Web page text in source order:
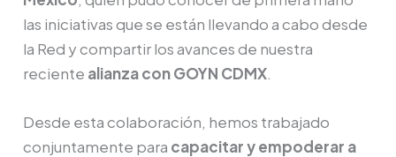
las iniciativas que se están llevando a cabo desde
la Red y compartir los avances de nuestra
reciente alianza con GOYN CDMX.
Desde esta colaboración, hemos trabajado
conjuntamente para capacitar y empoderar a